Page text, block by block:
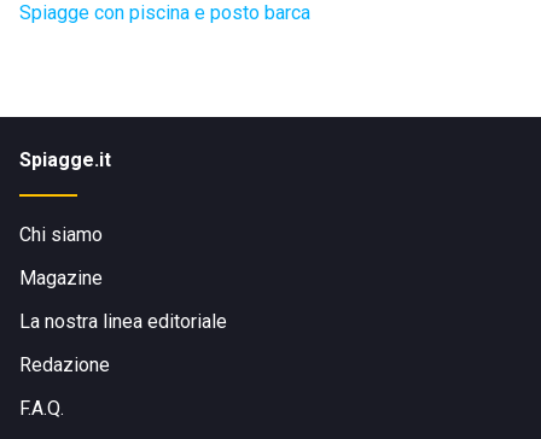
Spiagge con piscina e posto barca
Spiagge.it
Chi siamo
Magazine
La nostra linea editoriale
Redazione
F.A.Q.